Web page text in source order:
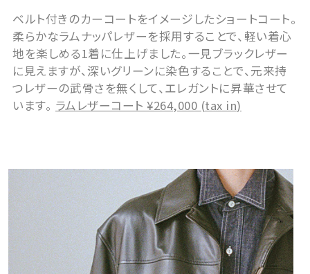
ベルト付きのカーコートをイメージしたショートコート。
柔らかなラムナッパレザーを採用することで、軽い着心
地を楽しめる1着に仕上げました。一見ブラックレザー
に見えますが、深いグリーンに染色することで、元来持
つレザーの武骨さを無くして、エレガントに昇華させて
います。 ラムレザーコート ¥264,000 (tax in)